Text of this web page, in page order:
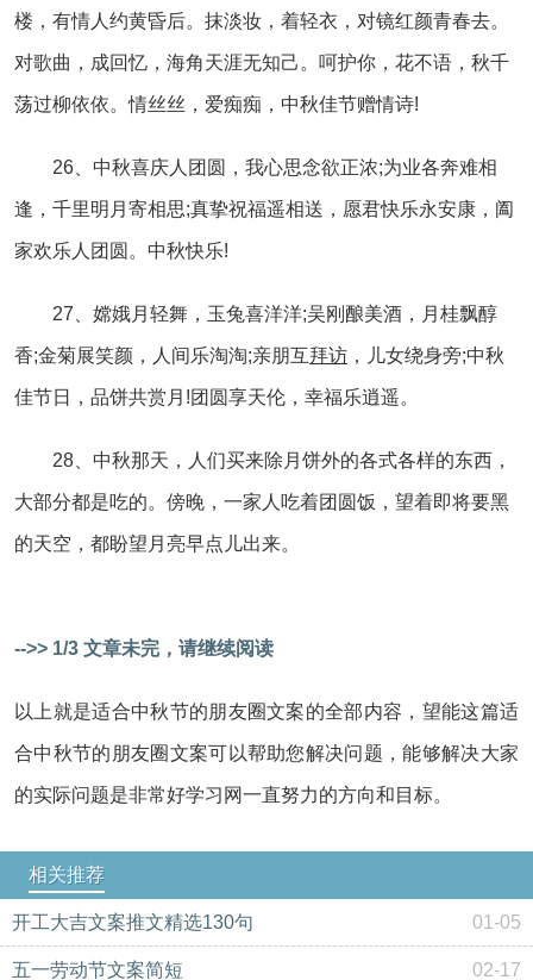
楼，有情人约黄昏后。抹淡妆，着轻衣，对镜红颜青春去。
对歌曲，成回忆，海角天涯无知己。呵护你，花不语，秋千
荡过柳依依。情丝丝，爱痴痴，中秋佳节赠情诗!
26、中秋喜庆人团圆，我心思念欲正浓;为业各奔难相
逢，千里明月寄相思;真挚祝福遥相送，愿君快乐永安康，阖
家欢乐人团圆。中秋快乐!
27、嫦娥月轻舞，玉兔喜洋洋;吴刚酿美酒，月桂飘醇
香;金菊展笑颜，人间乐淘淘;亲朋互拜访 ，儿女绕身旁;中秋
佳节日，品饼共赏月!团圆享天伦，幸福乐逍遥。
28、中秋那天，人们买来除月饼外的各式各样的东西，
大部分都是吃的。傍晚，一家人吃着团圆饭，望着即将要黑
的天空，都盼望月亮早点儿出来。
-->> 1/3 文章未完，请继续阅读
以上就是适合中秋节的朋友圈文案的全部内容，望能这篇适
合中秋节的朋友圈文案可以帮助您解决问题，能够解决大家
的实际问题是非常好学习网一直努力的方向和目标。
相关推荐
开工大吉文案推文精选130句 01-05
五一劳动节文案简短 02-17